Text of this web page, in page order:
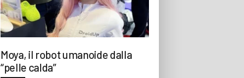
Moya, il robot umanoide dalla
“pelle calda”